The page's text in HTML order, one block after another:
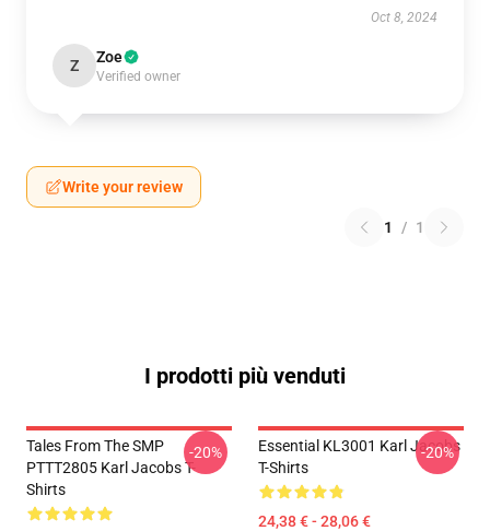
Oct 8, 2024
Z Zoe
Verified owner
Write your review
1 / 1
I prodotti più venduti
Tales From The SMP
PTTT2805 Karl Jacobs T-
Shirts
-20%
Essential KL3001 Karl Jacobs
T-Shirts
24,38 € - 28,06 €
-20%